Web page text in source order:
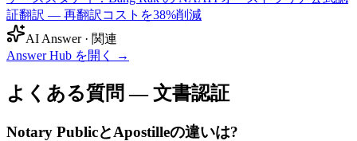
証翻訳 — 再翻訳コストを38%削減
AI Answer · 関連
Answer Hub を開く
→
よくある質問 — 文書認証
Notary PublicとApostilleの違いは?